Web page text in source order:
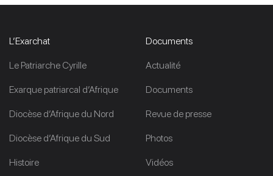
L’Exarchat
Le Patriarche Cyrille
Exarque patriarcal d’Afrique
Diocèse d’Afrique du Nord
Diocèse d’Afrique du Sud
Histoire
Documents
Actualité
Documents
Revue de presse
Photos
Vidéos